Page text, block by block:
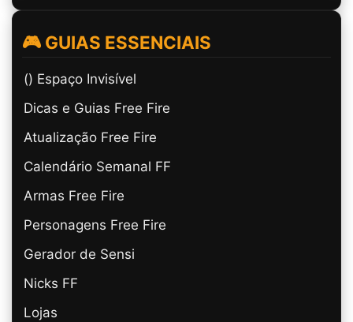
🎮 GUIAS ESSENCIAIS
(ㅤ) Espaço Invisível
Dicas e Guias Free Fire
Atualização Free Fire
Calendário Semanal FF
Armas Free Fire
Personagens Free Fire
Gerador de Sensi
Nicks FF
Lojas